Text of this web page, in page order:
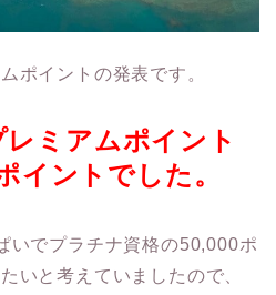
ポイントの発表です。
ミアムポイント
イントでした。
いでプラチナ資格の50,000ポ
いと考えていましたので、